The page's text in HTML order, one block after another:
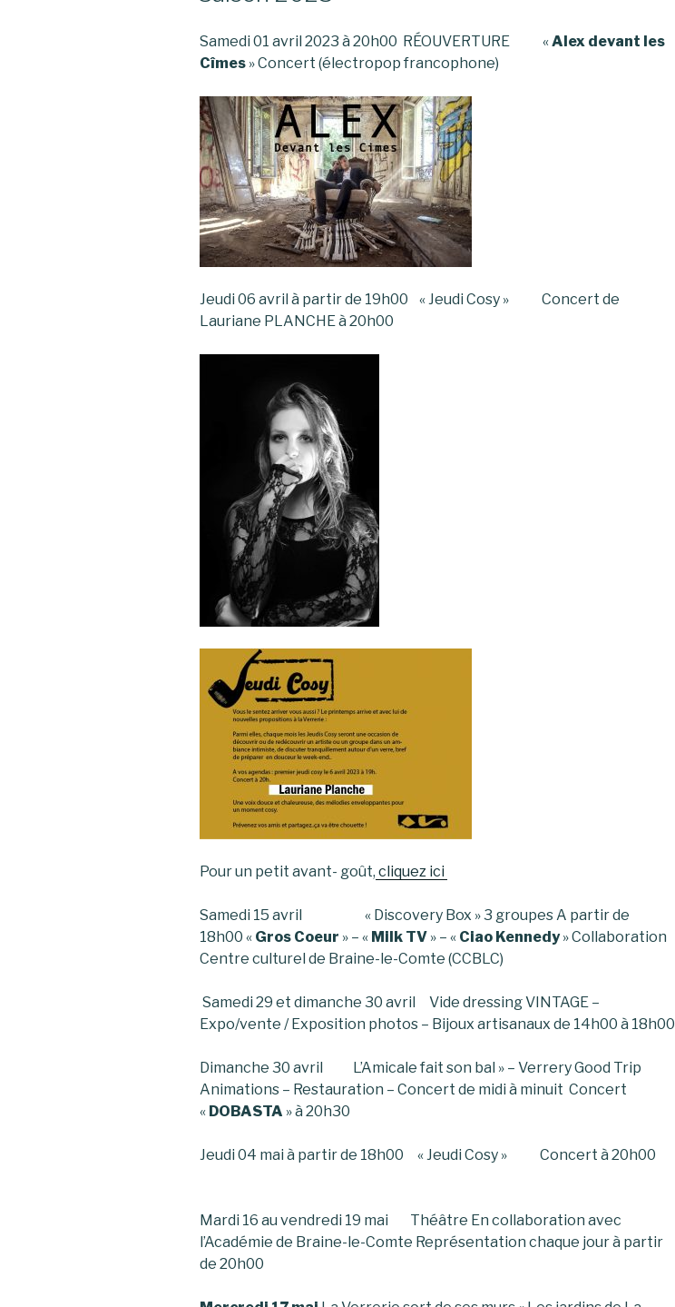
Samedi 01 avril 2023 à 20h00 RÉOUVERTURE «Alex devant les
Cîmes » Concert (électropop francophone)
Jeudi 06 avril à partir de 19h00 « Jeudi Cosy » Concert de
Lauriane PLANCHE à 20h00
Pour un petit avant- goût, cliquez ici
Samedi 15 avril « Discovery Box » 3 groupes A partir de
18h00 « Gros Coeur » – « Milk TV » – « Ciao Kennedy» Collaboration
Centre culturel de Braine-le-Comte (CCBLC)
Samedi 29 et dimanche 30 avril Vide dressing VINTAGE –
Expo/vente / Exposition photos – Bijoux artisanaux de 14h00 à 18h00
Dimanche 30 avril L’Amicale fait son bal » – Verrery Good Trip
Animations – Restauration – Concert de midi à minuit Concert
« DOBASTA » à 20h30
Jeudi 04 mai à partir de 18h00 « Jeudi Cosy » Concert à 20h00
Mardi 16 au vendredi 19 mai Théâtre En collaboration avec
l’Académie de Braine-le-Comte Représentation chaque jour à partir
de 20h00